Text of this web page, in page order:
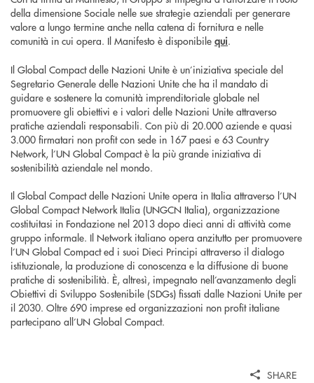
della dimensione Sociale nelle sue strategie aziendali per generare
valore a lungo termine anche nella catena di fornitura e nelle
comunità in cui opera. Il Manifesto è disponibile qui.
Il Global Compact delle Nazioni Unite è un’iniziativa speciale del
Segretario Generale delle Nazioni Unite che ha il mandato di
guidare e sostenere la comunità imprenditoriale globale nel
promuovere gli obiettivi e i valori delle Nazioni Unite attraverso
pratiche aziendali responsabili. Con più di 20.000 aziende e quasi
3.000 firmatari non profit con sede in 167 paesi e 63 Country
Network, l’UN Global Compact è la più grande iniziativa di
sostenibilità aziendale nel mondo.
Il Global Compact delle Nazioni Unite opera in Italia attraverso l’UN
Global Compact Network Italia (UNGCN Italia), organizzazione
costituitasi in Fondazione nel 2013 dopo dieci anni di attività come
gruppo informale. Il Network italiano opera anzitutto per promuovere
l’UN Global Compact ed i suoi Dieci Principi attraverso il dialogo
istituzionale, la produzione di conoscenza e la diffusione di buone
pratiche di sostenibilità. È, altresì, impegnato nell’avanzamento degli
Obiettivi di Sviluppo Sostenibile (SDGs) fissati dalle Nazioni Unite per
il 2030. Oltre 690 imprese ed organizzazioni non profit italiane
partecipano all’UN Global Compact.
SHARE